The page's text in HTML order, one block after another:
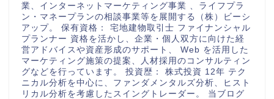
業、インターネットマーケティング事業 、ライフプラ
ン・マネープランの相談事業等を展開する（株）ビーシ
アップ。 保有資格： 宅地建物取引士 ファイナンシャル
プランナー 資格を活かし、企業・個人双方に向けた経
営アドバイスや資産形成のサポート、 Web を活用した
マーケティング施策の提案、人材採用のコンサルティン
グなどを行っています。 投資歴： 株式投資 12年 テク
ニカル分析を中心に、ファンダメンタルズ分析、ヒスト
リカル分析を考慮したスイングトレーダー。 当ブログ